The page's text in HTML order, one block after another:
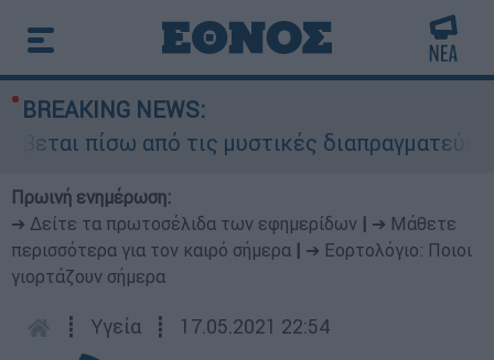
BREAKING NEWS:
πίσω από τις μυστικές διαπραγματεύσεις
Πρωινή ενημέρωση:
➔ Δείτε τα πρωτοσέλιδα των εφημερίδων
➔ Μάθετε
περισσότερα για τον καιρό σήμερα
➔ Εορτολόγιο: Ποιοι
γιορτάζουν σήμερα
┋ Υγεία ┋ 17.05.2021 22:54